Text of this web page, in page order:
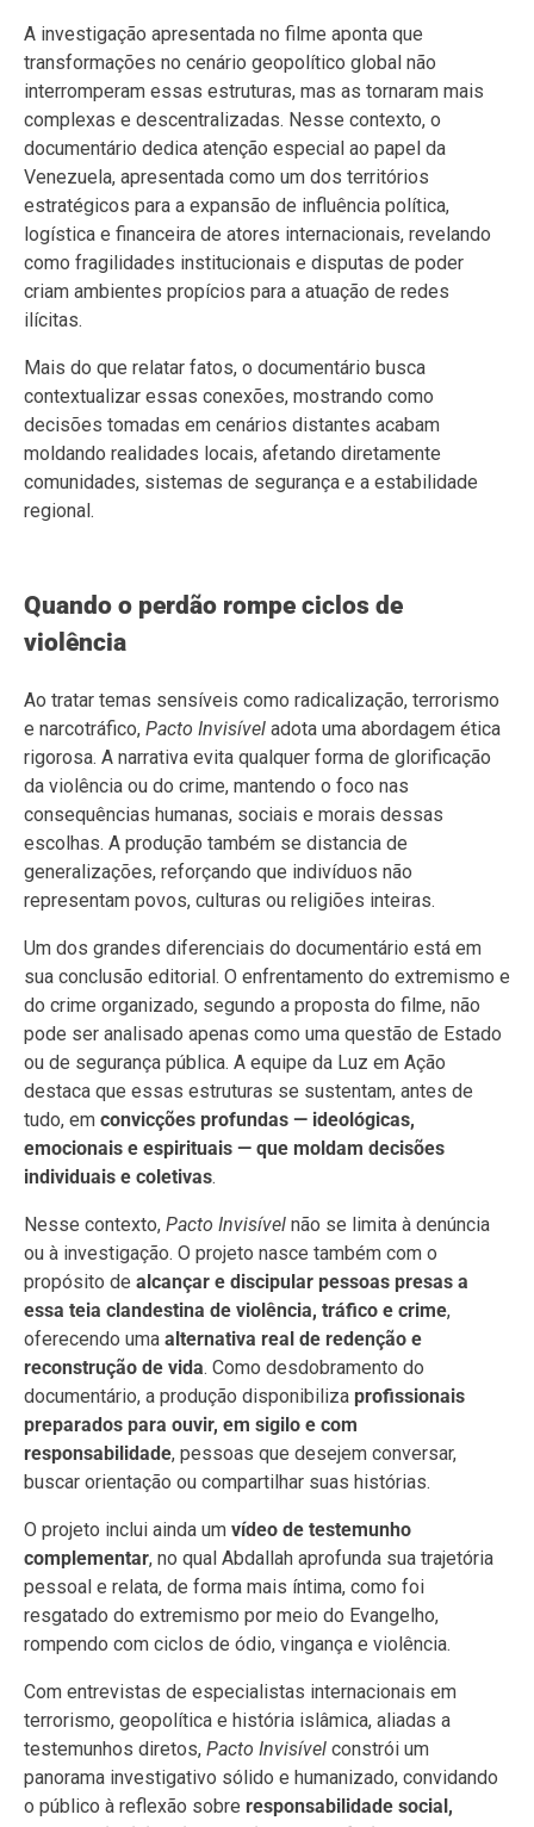
A investigação apresentada no filme aponta que
transformações no cenário geopolítico global não
interromperam essas estruturas, mas as tornaram mais
complexas e descentralizadas. Nesse contexto, o
documentário dedica atenção especial ao papel da
Venezuela, apresentada como um dos territórios
estratégicos para a expansão de influência política,
logística e financeira de atores internacionais, revelando
como fragilidades institucionais e disputas de poder
criam ambientes propícios para a atuação de redes
ilícitas.
Mais do que relatar fatos, o documentário busca
contextualizar essas conexões, mostrando como
decisões tomadas em cenários distantes acabam
moldando realidades locais, afetando diretamente
comunidades, sistemas de segurança e a estabilidade
regional.
Quando o perdão rompe ciclos de
violência
Ao tratar temas sensíveis como radicalização, terrorismo
e narcotráfico, Pacto Invisível adota uma abordagem ética
rigorosa. A narrativa evita qualquer forma de glorificação
da violência ou do crime, mantendo o foco nas
consequências humanas, sociais e morais dessas
escolhas. A produção também se distancia de
generalizações, reforçando que indivíduos não
representam povos, culturas ou religiões inteiras.
Um dos grandes diferenciais do documentário está em
sua conclusão editorial. O enfrentamento do extremismo e
do crime organizado, segundo a proposta do filme, não
pode ser analisado apenas como uma questão de Estado
ou de segurança pública. A equipe da Luz em Ação
destaca que essas estruturas se sustentam, antes de
tudo, em convicções profundas — ideológicas,
emocionais e espirituais — que moldam decisões
individuais e coletivas.
Nesse contexto, Pacto Invisível não se limita à denúncia
ou à investigação. O projeto nasce também com o
propósito de alcançar e discipular pessoas presas a
essa teia clandestina de violência, tráfico e crime,
oferecendo uma alternativa real de redenção e
reconstrução de vida. Como desdobramento do
documentário, a produção disponibiliza profissionais
preparados para ouvir, em sigilo e com
responsabilidade, pessoas que desejem conversar,
buscar orientação ou compartilhar suas histórias.
O projeto inclui ainda um vídeo de testemunho
complementar, no qual Abdallah aprofunda sua trajetória
pessoal e relata, de forma mais íntima, como foi
resgatado do extremismo por meio do Evangelho,
rompendo com ciclos de ódio, vingança e violência.
Com entrevistas de especialistas internacionais em
terrorismo, geopolítica e história islâmica, aliadas a
testemunhos diretos, Pacto Invisível constrói um
panorama investigativo sólido e humanizado, convidando
o público à reflexão sobre responsabilidade social,